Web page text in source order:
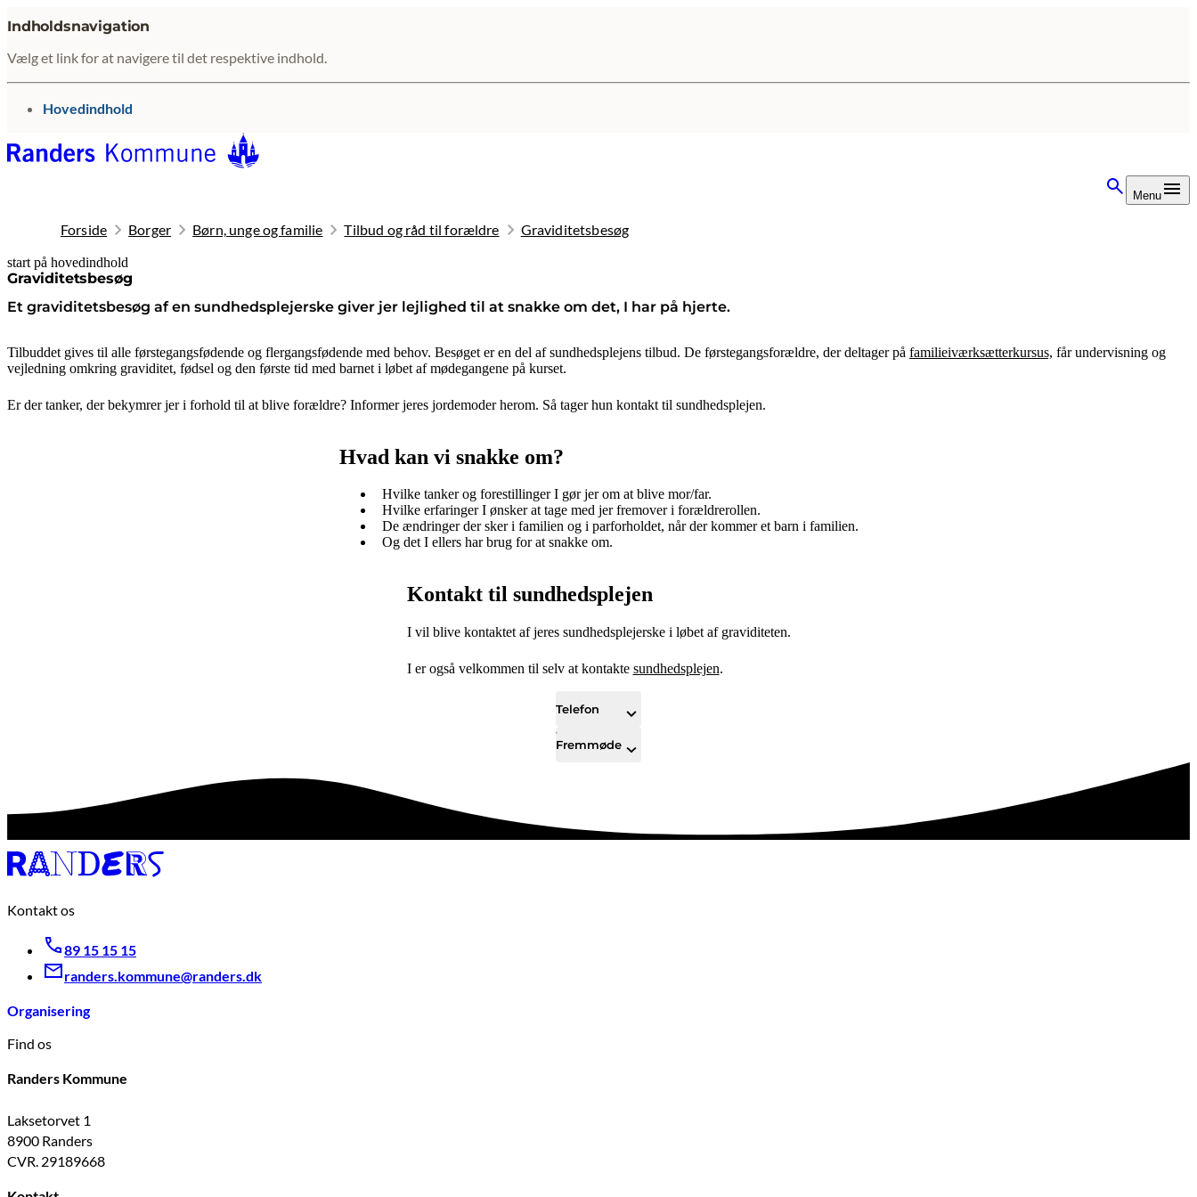
Indholdsnavigation
Vælg et link for at navigere til det respektive indhold.
gå til
Hovedindhold
Menu
Forside Borger Børn, unge og familie Tilbud og råd til forældre Graviditetsbesøg
start på hovedindhold
Graviditetsbesøg
Et graviditetsbesøg af en sundhedsplejerske giver jer lejlighed til at snakke om det, I har på hjerte.
senest opdateret 19. januar 2026
Tilbuddet gives til alle førstegangsfødende og flergangsfødende med behov. Besøget er en del af sundhedsplejens tilbud. De førstegangsforældre, der deltager på familieiværksætterkursus, får undervisning og
vejledning omkring graviditet, fødsel og den første tid med barnet i løbet af mødegangene på kurset.
Er der tanker, der bekymrer jer i forhold til at blive forældre? Informer jeres jordemoder herom. Så tager hun kontakt til sundhedsplejen.
Hvad kan vi snakke om?
Hvilke tanker og forestillinger I gør jer om at blive mor/far.
Hvilke erfaringer I ønsker at tage med jer fremover i forældrerollen.
De ændringer der sker i familien og i parforholdet, når der kommer et barn i familien.
Og det I ellers har brug for at snakke om.
Kontakt til sundhedsplejen
I vil blive kontaktet af jeres sundhedsplejerske i løbet af graviditeten.
I er også velkommen til selv at kontakte sundhedsplejen.
Telefon
Fremmøde
Kontakt os
89 15 15 15
randers.kommune@randers.dk
Organisering
Find os
Randers Kommune
Laksetorvet 1
8900 Randers
CVR. 29189668